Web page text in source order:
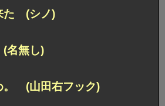
た (シノ)
名無し)
。 (山田右フック)